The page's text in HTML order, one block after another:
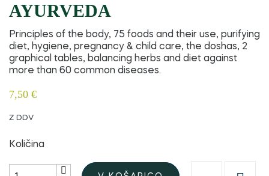
AYURVEDA
Principles of the body, 75 foods and their use, purifying
diet, hygiene, pregnancy & child care, the doshas, 2
graphical tables, balancing herbs and diet against
more than 60 common diseases.
7,50 €
Z DDV
Količina